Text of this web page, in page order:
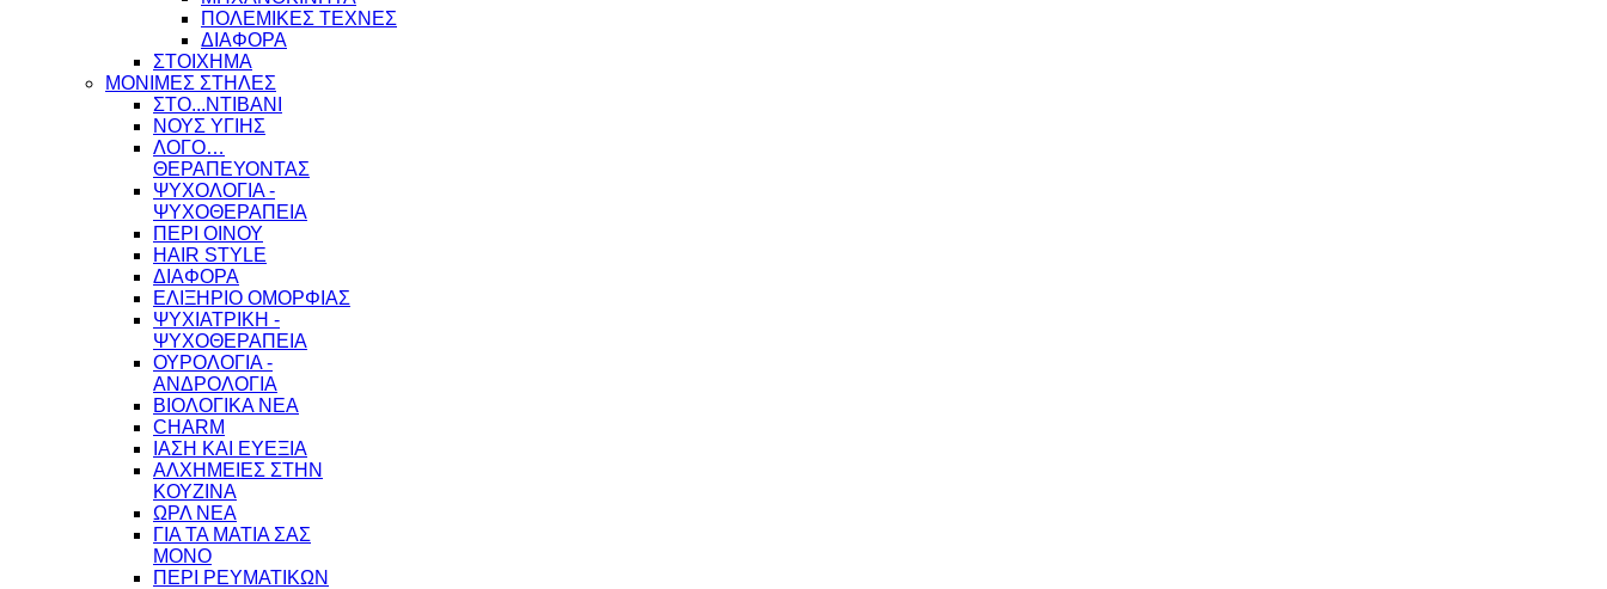
ΠΟΛΕΜΙΚΕΣ ΤΕΧΝΕΣ
ΔΙΑΦΟΡΑ
ΣΤΟΙΧΗΜΑ
ΜΟΝΙΜΕΣ ΣΤΗΛΕΣ
ΣΤΟ...ΝΤΙΒΑΝΙ
ΝΟΥΣ ΥΓΙΗΣ
ΛΟΓΟ…
ΘΕΡΑΠΕΥΟΝΤΑΣ
ΨΥΧΟΛΟΓΙΑ -
ΨΥΧΟΘΕΡΑΠΕΙΑ
ΠΕΡΙ ΟΙΝΟΥ
HAIR STYLE
ΔΙΑΦΟΡΑ
ΕΛΙΞΗΡΙΟ ΟΜΟΡΦΙΑΣ
ΨΥΧΙΑΤΡΙΚΗ -
ΨΥΧΟΘΕΡΑΠΕΙΑ
ΟΥΡΟΛΟΓΙΑ -
ΑΝΔΡΟΛΟΓΙΑ
ΒΙΟΛΟΓΙΚΑ ΝΕΑ
CHARM
ΙΑΣΗ ΚΑΙ ΕΥΕΞΙΑ
ΑΛΧΗΜΕΙΕΣ ΣΤΗΝ
ΚΟΥΖΙΝΑ
ΩΡΛ ΝEA
ΓΙΑ ΤΑ ΜΑΤΙΑ ΣΑΣ
ΜΟΝΟ
ΠΕΡΙ ΡΕΥΜΑΤΙΚΩΝ